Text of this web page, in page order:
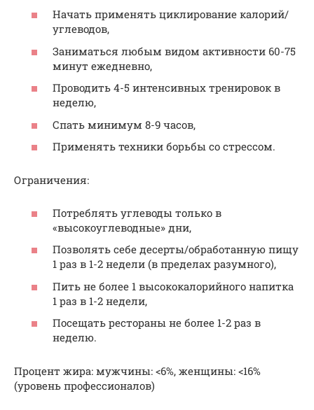
Начать применять циклирование калорий/
углеводов,
Заниматься любым видом активности 60-75
минут ежедневно,
Проводить 4-5 интенсивных тренировок в
неделю,
Спать минимум 8-9 часов,
Применять техники борьбы со стрессом.
Ограничения:
Потреблять углеводы только в
«высокоуглеводные» дни,
Позволять себе десерты/обработанную пищу
1 раз в 1-2 недели (в пределах разумного),
Пить не более 1 высококалорийного напитка
1 раз в 1-2 недели,
Посещать рестораны не более 1-2 раз в
неделю.
Процент жира: мужчины: <6%, женщины: <16%
(уровень профессионалов)